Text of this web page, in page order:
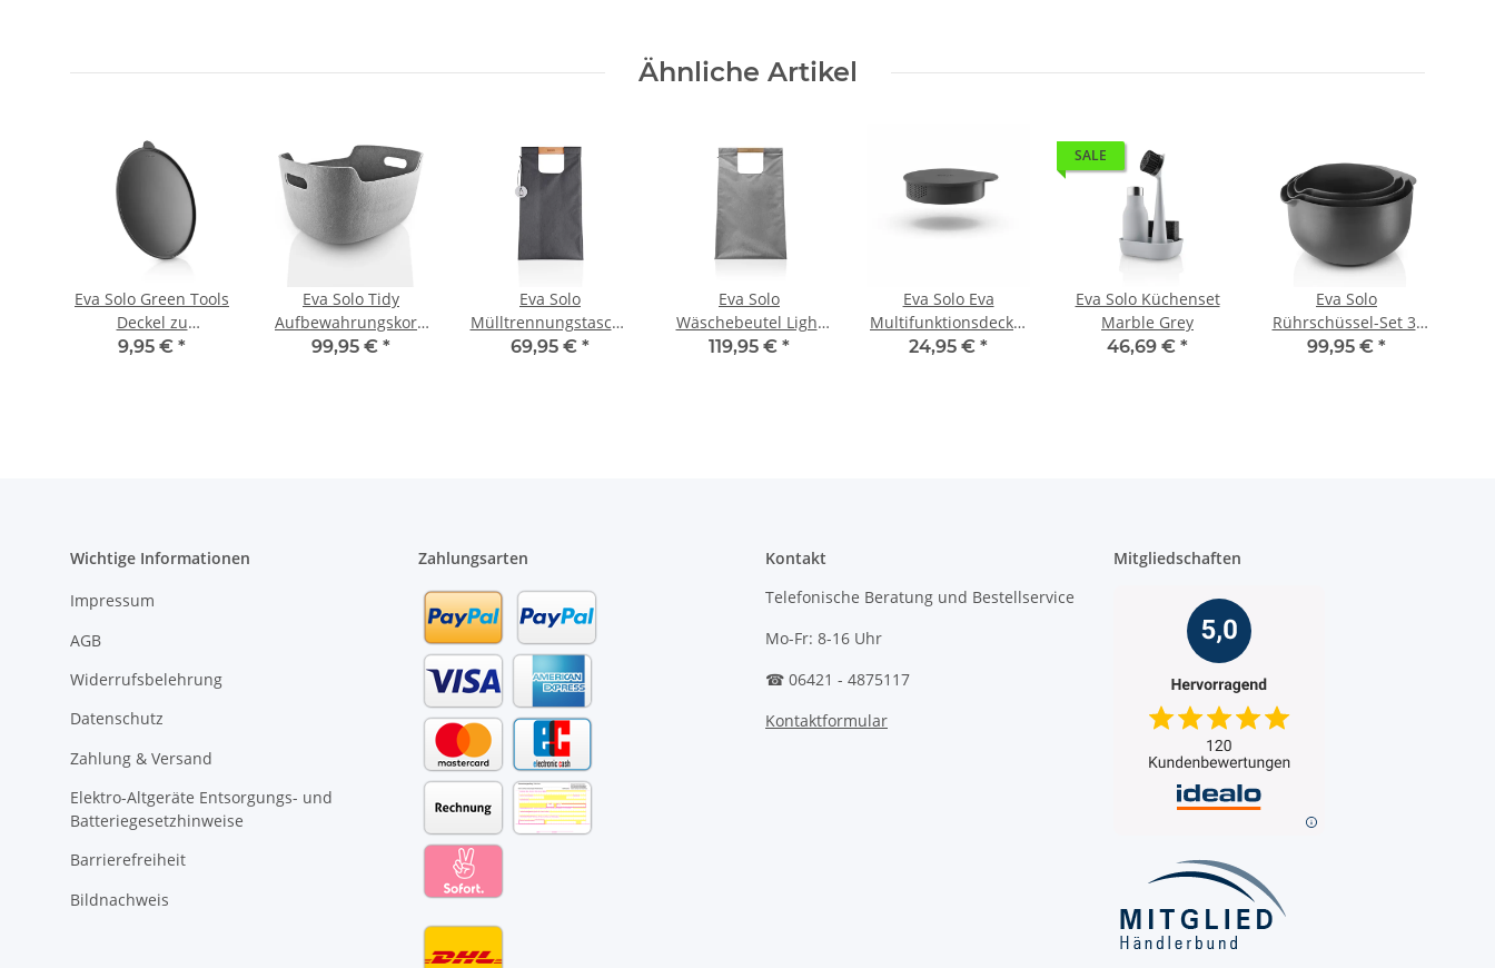
Ähnliche Artikel
Eva Solo Green Tools
Deckel zu
Rührschüssel 20 cm
9,95 € *
Eva Solo Tidy
Aufbewahrungskorb
Groß Tin
99,95 € *
Eva Solo
Mülltrennungstasche
28 l Dark Grey
69,95 € *
Eva Solo
Wäschebeutel Light
Grey
119,95 € *
Eva Solo Eva
Multifunktionsdeckel
Grau 15 cm
24,95 € *
SALE
Eva Solo Küchenset
Marble Grey
46,69 € *
Eva Solo
Rührschüssel-Set 3-
teilig Grau
99,95 € *
Wichtige Informationen
Impressum
AGB
Widerrufsbelehrung
Datenschutz
Zahlung & Versand
Elektro-Altgeräte Entsorgungs- und
Batteriegesetzhinweise
Barrierefreiheit
Bildnachweis
Zahlungsarten
Kontakt
Telefonische Beratung und Bestellservice
Mo-Fr: 8-16 Uhr
☎ 06421 - 4875117
Kontaktformular
Mitgliedschaften